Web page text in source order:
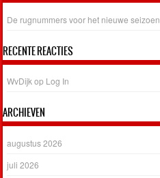
De rugnummers voor het nieuwe seizoen
RECENTE REACTIES
WvDijk op Log In
ARCHIEVEN
augustus 2026
juli 2026